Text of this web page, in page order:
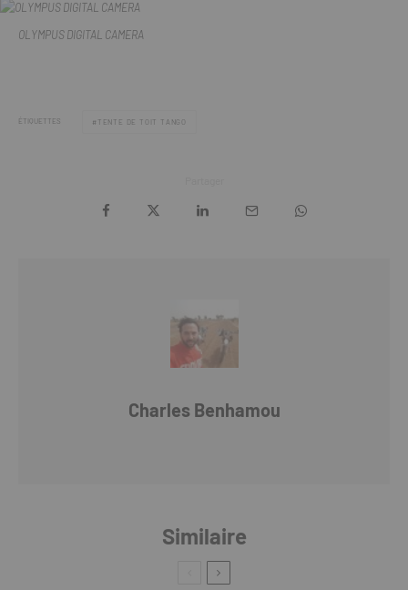
OLYMPUS DIGITAL CAMERA
ÉTIQUETTES TENTE DE TOIT TANGO
Charles Benhamou
Similaire